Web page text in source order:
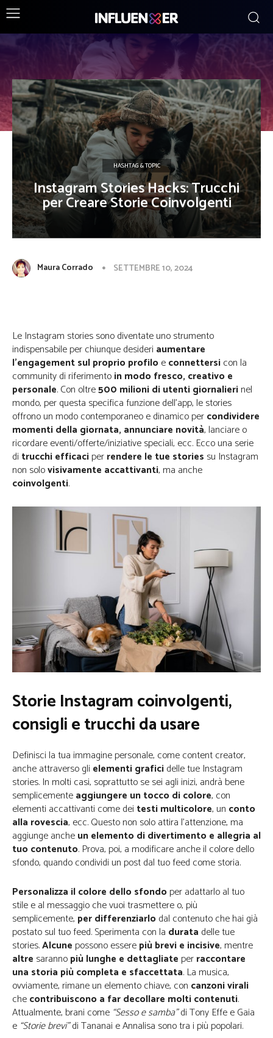
DISCOVER
HASHTAG & TOPIC
Instagram Stories Hacks: Trucchi
per Creare Storie Coinvolgenti
Maura Corrado SETTEMBRE 10, 2024
Le Instagram stories sono diventate uno strumento
indispensabile per chiunque desideri aumentare
l’engagement sul proprio profilo econnettersicon la
community di riferimentoin modo fresco, creativo e
personale. Con oltre500 milioni di utenti giornalierinel
mondo, per questa specifica funzione dell’app, le stories
offrono un modo contemporaneo e dinamico percondividere
momenti della giornata, annunciare novità, lanciare o
ricordare eventi/offerte/iniziative speciali, ecc. Ecco una serie
di trucchi efficaciperrendere le tue stories su Instagram
non solovisivamente accattivanti, ma anche
coinvolgenti.
Storie Instagram coinvolgenti,
consigli e trucchi da usare
Definisci la tua immagine personale, come content creator,
anche attraverso gli elementi graficidelle tue Instagram
stories. In molti casi, soprattutto se sei agli inizi, andrà bene
semplicementeaggiungere un tocco di colore, con
elementi accattivanti come dei testi multicolore, un conto
alla rovescia, ecc. Questo non solo attira l’attenzione, ma
aggiunge ancheun elemento di divertimento e allegria al
tuo contenuto. Prova, poi, a modificare anche il colore dello
sfondo, quando condividi un post dal tuo feed come storia.
Personalizza il colore dello sfondo per adattarlo al tuo
stile e al messaggio che vuoi trasmettere o, più
semplicemente, per differenziarlo dal contenuto che hai già
postato sul tuo feed. Sperimenta con la durata delle tue
stories.Alcune possono esserepiù brevi e incisive, mentre
altre sarannopiù lunghe e dettagliate perraccontare
una storia più completa e sfaccettata. La musica,
ovviamente, rimane un elemento chiave, con canzoni virali
checontribuiscono a far decollare molti contenuti.
Attualmente, brani come “Sesso e samba”di Tony Effe e Gaia
e “Storie brevi”di Tananai e Annalisa sono tra i più popolari.